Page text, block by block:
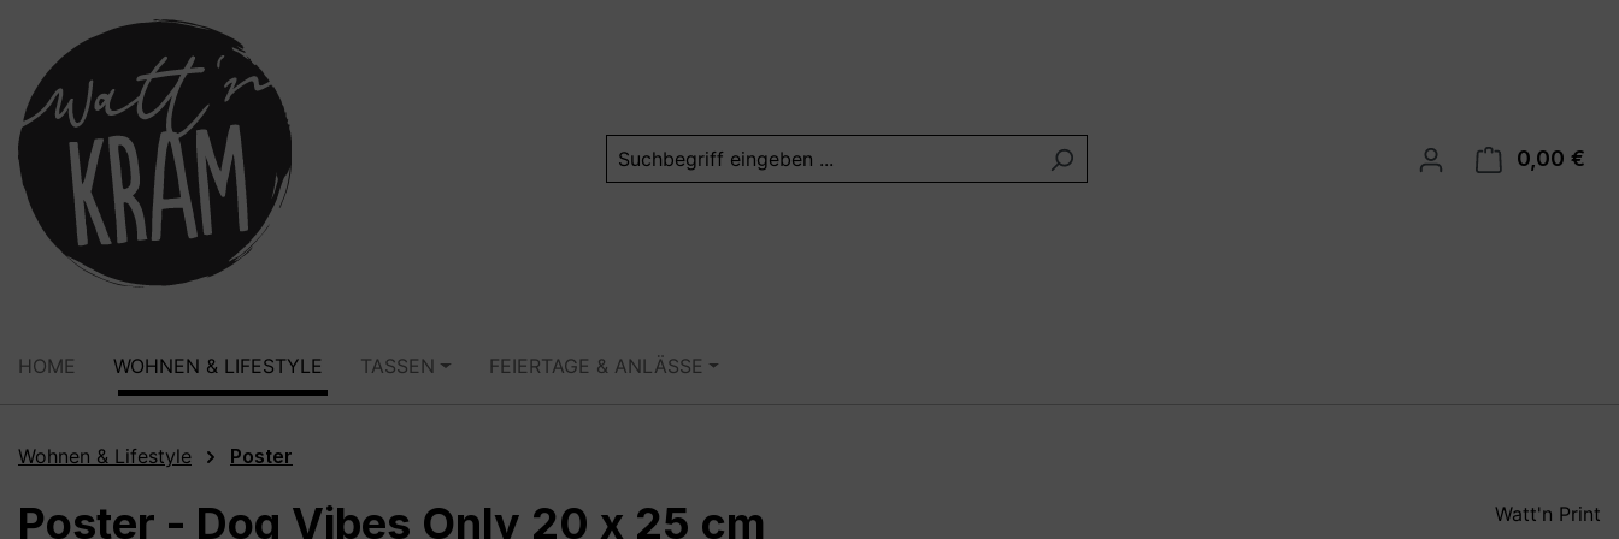
Zur Hauptnavigation springen
0,00 €
HOME WOHNEN & LIFESTYLE TASSEN FEIERTAGE & ANLÄSSE
Wohnen & Lifestyle Poster
Poster - Dog Vibes Only 20 x 25 cm Watt'n Print